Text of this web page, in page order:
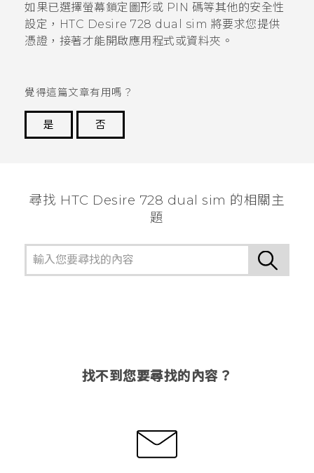
如果已選擇螢幕鎖定圖形或 PIN 碼等其他的安全性
設定， HTC Desire 728 dual sim 將要求您提供
憑證，接著才能開啟應用程式或資料夾。
覺得這篇文章有用嗎？
是
否
尋找 HTC Desire 728 dual sim 的相關主
題
找不到您要尋找的內容？